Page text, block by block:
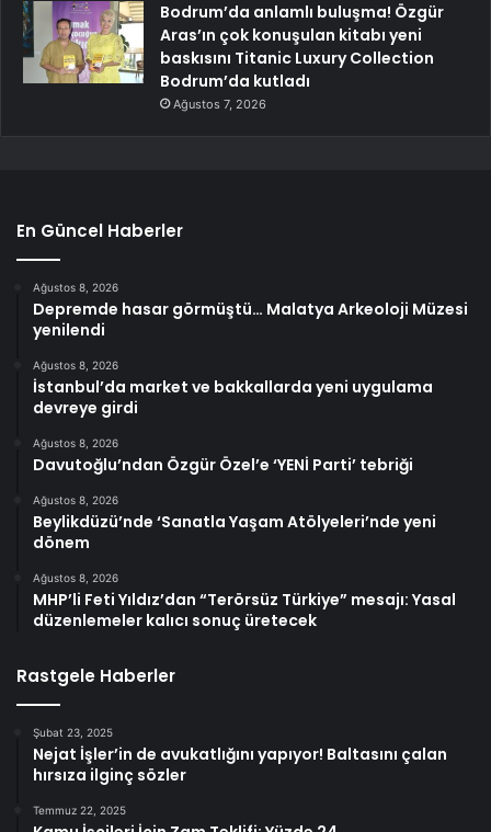
Bodrum’da anlamlı buluşma! Özgür
Aras’ın çok konuşulan kitabı yeni
baskısını Titanic Luxury Collection
Bodrum’da kutladı
Ağustos 7, 2026
En Güncel Haberler
Ağustos 8, 2026
Depremde hasar görmüştü… Malatya Arkeoloji Müzesi
yenilendi
Ağustos 8, 2026
İstanbul’da market ve bakkallarda yeni uygulama
devreye girdi
Ağustos 8, 2026
Davutoğlu’ndan Özgür Özel’e ‘YENİ Parti’ tebriği
Ağustos 8, 2026
Beylikdüzü’nde ‘Sanatla Yaşam Atölyeleri’nde yeni
dönem
Ağustos 8, 2026
MHP’li Feti Yıldız’dan “Terörsüz Türkiye” mesajı: Yasal
düzenlemeler kalıcı sonuç üretecek
Rastgele Haberler
Şubat 23, 2025
Nejat İşler’in de avukatlığını yapıyor! Baltasını çalan
hırsıza ilginç sözler
Temmuz 22, 2025